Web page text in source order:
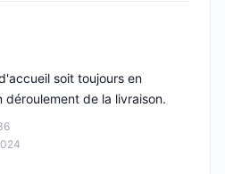
soit toujours en
déroulement de la livraison.